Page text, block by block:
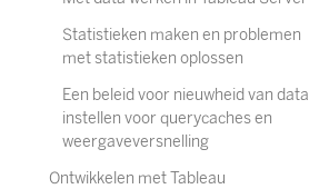
Statistieken maken en problemen
met statistieken oplossen
Een beleid voor nieuwheid van data
instellen voor querycaches en
weergaveversnelling
Ontwikkelen met Tableau